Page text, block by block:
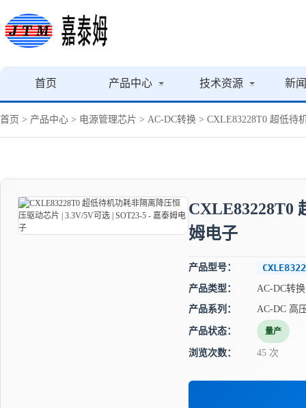
首页 产品中心 技术资源 新
首页 > 产品中心 > 电源管理芯片 > AC-DC转换 > CXLE83228T0 超低待
CXLE83228T0
姆电子
产品型号：
产品类型：
AC-DC转换
产品系列：
AC-DC 高
产品状态： 量产
浏览次数： 45 次